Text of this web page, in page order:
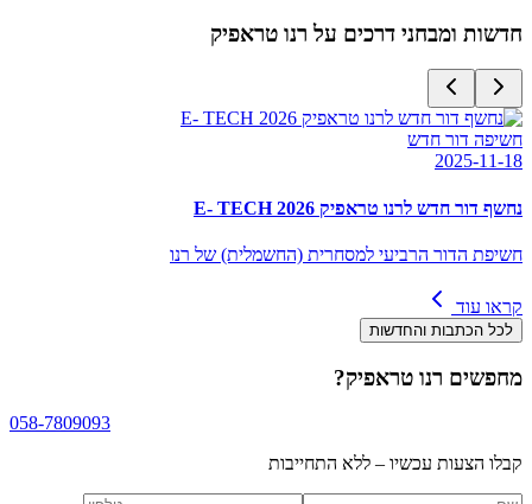
חדשות ומבחני דרכים על רנו טראפיק
חשיפה דור חדש
2025-11-18
נחשף דור חדש לרנו טראפיק E- TECH 2026
חשיפת הדור הרביעי למסחרית (החשמלית) של רנו
קראו עוד
לכל הכתבות והחדשות
מחפשים רנו טראפיק?
058-7809093
קבלו הצעות עכשיו – ללא התחייבות